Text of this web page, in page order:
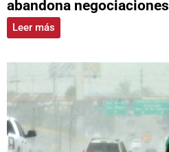
abandona negociaciones
Leer más